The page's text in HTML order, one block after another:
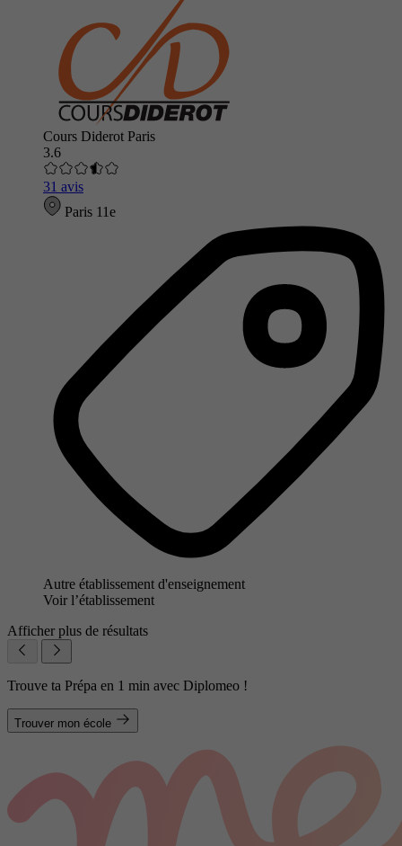
Cours Diderot Paris
3.6
31 avis
Paris 11e
Autre établissement d'enseignement
Voir l’établissement
Afficher plus de résultats
Trouve ta Prépa en 1 min avec Diplomeo !
Trouver mon école